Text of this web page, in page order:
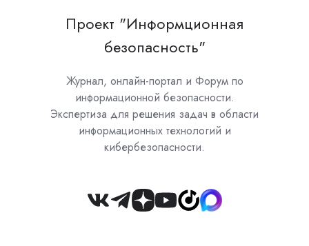
Проект "Информционная
безопасность"
Журнал, онлайн-портал и Форум по
информационной безопасности.
Экспертиза для решения задач в области
информационных технологий и
кибербезопасности.
Join